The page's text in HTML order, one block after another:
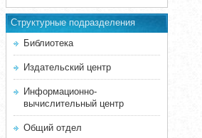
Структурные подразделения
Библиотека
Издательский центр
Информационно-
вычислительный центр
Общий отдел